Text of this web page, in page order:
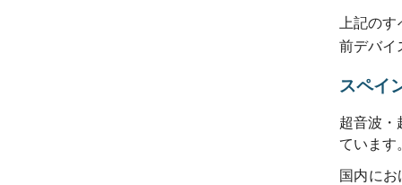
上記のす
前デバイ
スペイ
超音波・
ています。
国内に